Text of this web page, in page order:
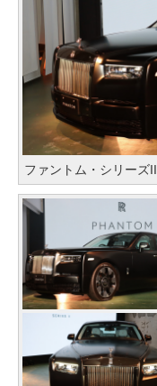
ファントム・シリーズII